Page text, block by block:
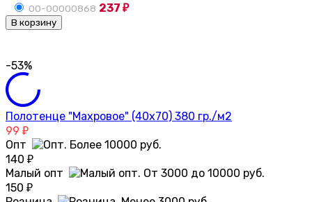
00-00000868 237 ₽
В корзину
-53%
Полотенце "Махровое" (40х70) 380 гр./м2
99 ₽
Опт
140 ₽
Малый опт
150 ₽